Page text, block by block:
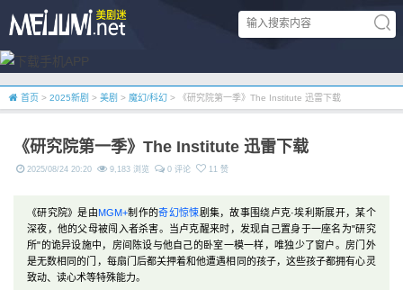
首页 > 2025新剧 > 美剧 > 魔幻/科幻 > 《研究院第一季》The Institute 迅雷下载
《研究院第一季》The Institute 迅雷下载
2025/08/24 20:20 9,183 浏览 0 评论 11 赞
《研究院》是由MGM+制作的奇幻惊悚剧集，故事围绕卢克·埃利斯展开，某个
深夜，他的父母被闯入者杀害。当卢克醒来时，发现自己置身于一座名为"研究
所"的诡异设施中，房间陈设与他自己的卧室一模一样，唯独少了窗户。房门外
是无数相同的门，每扇门后都关押着和他遭遇相同的孩子，这些孩子都拥有心灵
致动、读心术等特殊能力。